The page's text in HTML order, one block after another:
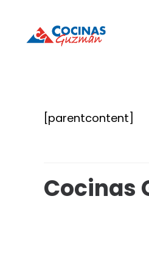
Cocinas
Cocinas
[parentcontent]
Cocinas